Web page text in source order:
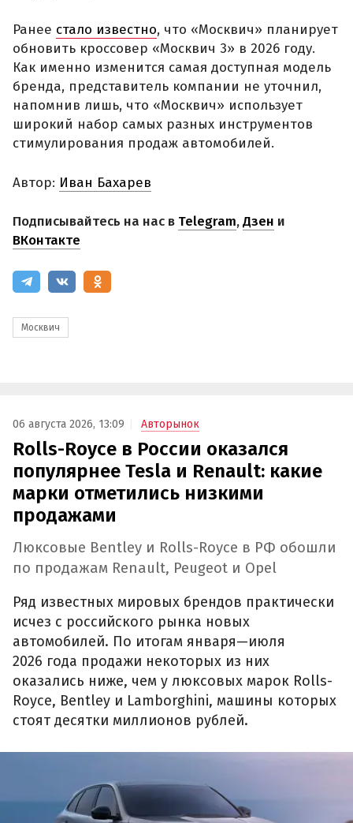
Ранее стало известно, что «Москвич» планирует
обновить кроссовер «Москвич 3» в 2026 году.
Как именно изменится самая доступная модель
бренда, представитель компании не уточнил,
напомнив лишь, что «Москвич» использует
широкий набор самых разных инструментов
стимулирования продаж автомобилей.
Автор: Иван Бахарев
Подписывайтесь на нас в Telegram,Дзен и
ВКонтакте
Москвич
06 августа 2026, 13:09 Авторынок
Rolls-Royce в России оказался
популярнее Tesla и Renault: какие
марки отметились низкими
продажами
Люксовые Bentley и Rolls-Royce в РФ обошли
по продажам Renault, Peugeot и Opel
Ряд известных мировых брендов практически
исчез с российского рынка новых
автомобилей. По итогам января—июля
2026 года продажи некоторых из них
оказались ниже, чем у люксовых марок Rolls-
Royce, Bentley и Lamborghini, машины которых
стоят десятки миллионов рублей.